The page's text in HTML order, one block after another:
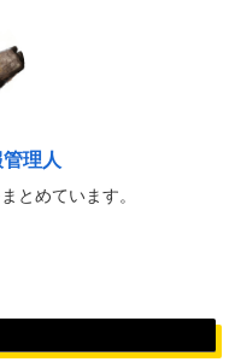
理人
とめています。